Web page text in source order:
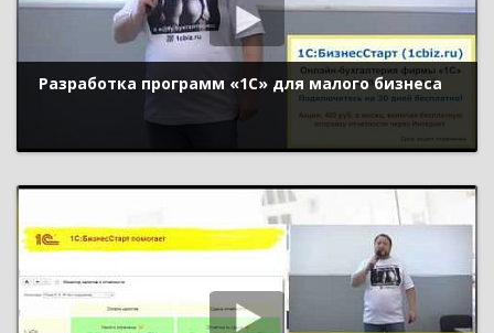
Разработка программ «1С» для малого бизнеса